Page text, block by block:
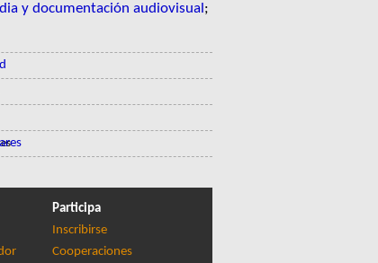
y documentación audiovisual ;
Participa
Inscribirse
Cooperaciones